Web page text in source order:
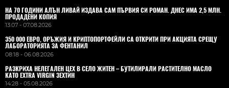
НА 70 ГОДИНИ АЛЪН ЛИВАЙ ИЗДАВА САМ ПЪРВИЯ СИ РОМАН. ДНЕС ИМА 2,5 МЛН.
ПРОДАДЕНИ КОПИЯ
13:07 - 07.08.2026
350 000 ЕВРО, ОРЪЖИЯ И КРИПТОПОРТФЕЙЛИ СА ОТКРИТИ ПРИ АКЦИЯТА СРЕЩУ
ЛАБОРАТОРИЯТА ЗА ФЕНТАНИЛ
08:18 - 06.08.2026
РАЗКРИХА НЕЛЕГАЛЕН ЦЕХ В СЕЛО ЖИТЕН – БУТИЛИРАЛИ РАСТИТЕЛНО МАСЛО
КАТО EXTRA VIRGIN ЗЕХТИН
14:28 - 05.08.2026